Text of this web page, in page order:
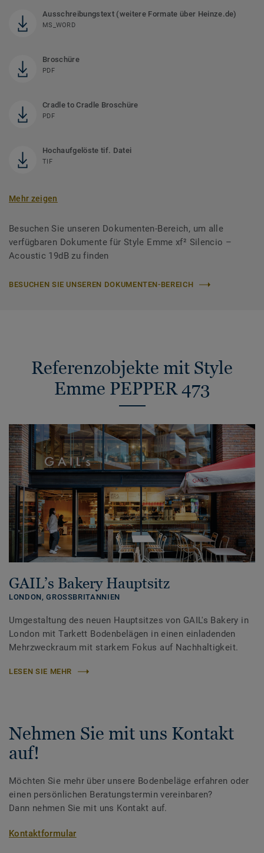
Ausschreibungstext (weitere Formate über Heinze.de)
MS_WORD
Broschüre
PDF
Cradle to Cradle Broschüre
PDF
Hochaufgelöste tif. Datei
TIF
Mehr zeigen
Besuchen Sie unseren Dokumenten-Bereich, um alle
verfügbaren Dokumente für Style Emme xf² Silencio –
Acoustic 19dB zu finden
BESUCHEN SIE UNSEREN DOKUMENTEN-BEREICH
Referenzobjekte mit Style
Emme PEPPER 473
GAIL’s Bakery Hauptsitz
LONDON,GROSSBRITANNIEN
Umgestaltung des neuen Hauptsitzes von GAIL's Bakery in
London mit Tarkett Bodenbelägen in einen einladenden
Mehrzweckraum mit starkem Fokus auf Nachhaltigkeit.
LESEN SIE MEHR
Nehmen Sie mit uns Kontakt
auf!
Möchten Sie mehr über unsere Bodenbeläge erfahren oder
einen persönlichen Beratungstermin vereinbaren?
Dann nehmen Sie mit uns Kontakt auf.
Kontaktformular